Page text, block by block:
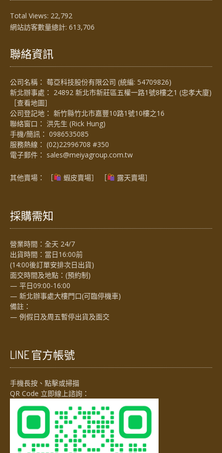
Total Views: 22,792
網站訪客數量總計: 613,706
聯絡資訊
公司名稱： 莓亞科技股份有限公司 (統編: 54709826)
新北辦事處： 24892 新北市新莊區五權一路1號8樓之1 (忠孝大廈)
［查看地圖］
公司登記地： 新竹縣竹北市嘉豐10路1號10樓之16
聯絡窗口： 洪先生 (Rick Hung)
手機/簡訊： 0986535085
服務熱線： (02)22996708 #350
電子郵件： sales@meiyagroup.com.tw
其他賣場： ［ 蝦皮賣場］ ［ 露天賣場］
採購需知
營業時間：全天 24/7
出貨時間：當日16:00前
(14:00後訂單安排次日出貨)
面交時間及地點：(預約制)
— 平日09:00-16:00
— 新北辦事處大樓門口(可臨停機車)
備註：
— 例假日及周五暫停出貨及面交
LINE 官方帳號
手機長按、點擊或掃描
QR Code 立即線上諮詢：